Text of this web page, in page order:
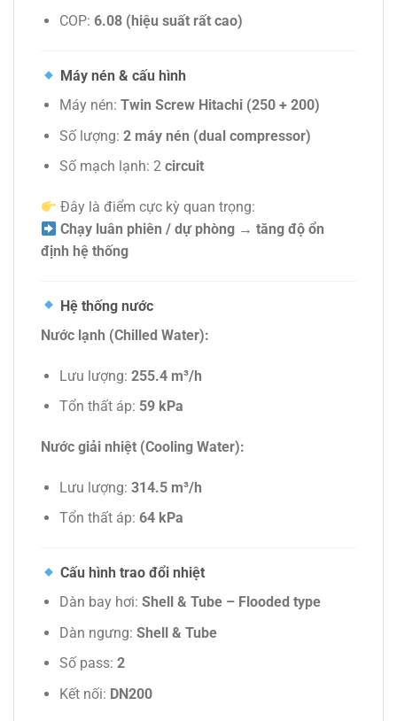
COP: 6.08 (hiệu suất rất cao)
Máy nén & cấu hình
Máy nén: Twin Screw Hitachi (250 + 200)
Số lượng: 2 máy nén (dual compressor)
Số mạch lạnh: 2 circuit
Đây là điểm cực kỳ quan trọng:
Chạy luân phiên / dự phòng → tăng độ ổn
định hệ thống
Hệ thống nước
Nước lạnh (Chilled Water):
Lưu lượng: 255.4 m³/h
Tổn thất áp: 59 kPa
Nước giải nhiệt (Cooling Water):
Lưu lượng: 314.5 m³/h
Tổn thất áp: 64 kPa
Cấu hình trao đổi nhiệt
Dàn bay hơi: Shell & Tube – Flooded type
Dàn ngưng: Shell & Tube
Số pass: 2
Kết nối: DN200